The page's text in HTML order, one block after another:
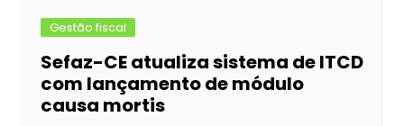
Gestão fiscal
Sefaz-CE atualiza sistema de ITCD
com lançamento de módulo
causa mortis